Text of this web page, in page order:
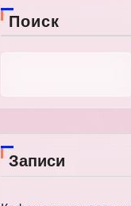
Поиск
Записи